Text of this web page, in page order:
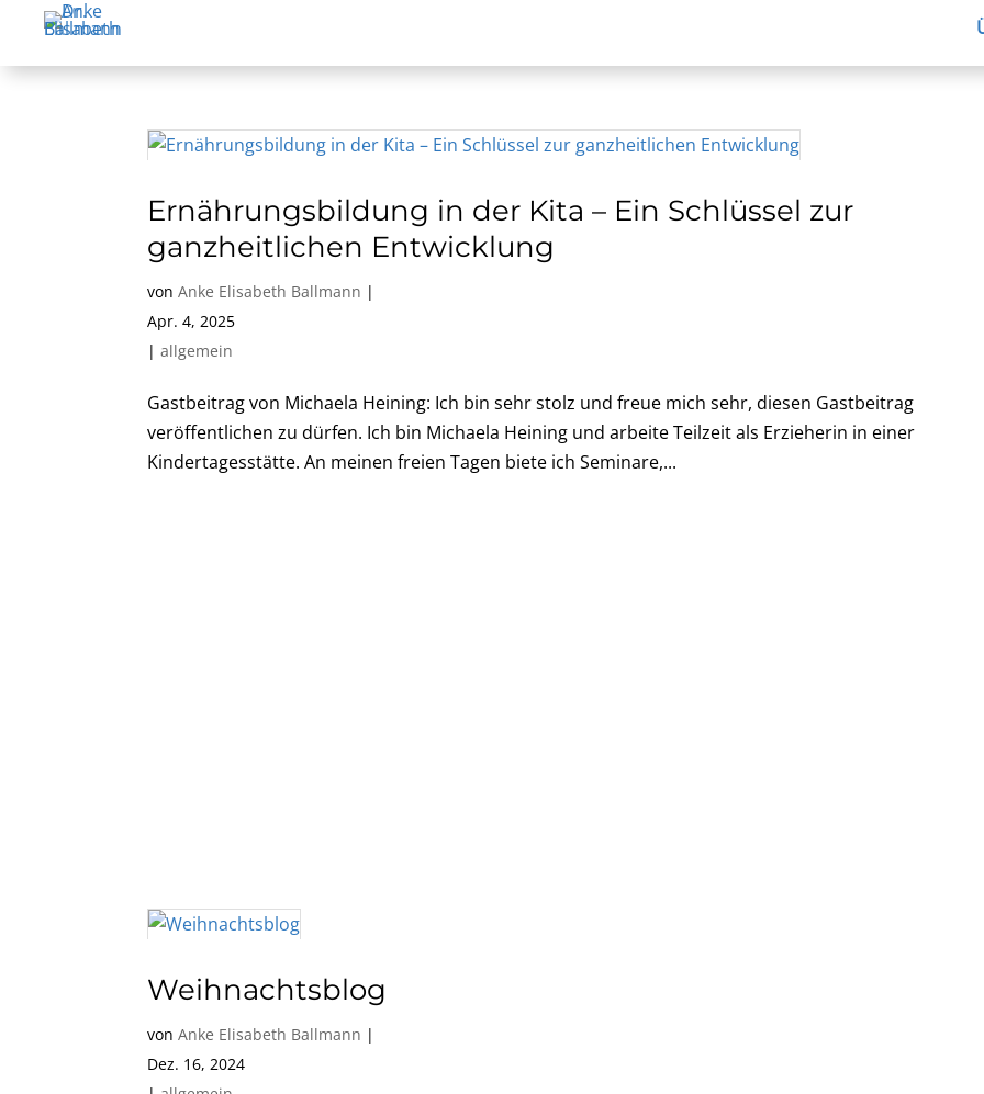
Ernährungsbildung in der Kita – Ein Schlüssel zur
ganzheitlichen Entwicklung
vonAnke Elisabeth Ballmann |
Apr. 4, 2025
|allgemein
Gastbeitrag von Michaela Heining: Ich bin sehr stolz und freue mich sehr, diesen Gastbeitrag
veröffentlichen zu dürfen. Ich bin Michaela Heining und arbeite Teilzeit als Erzieherin in einer
Kindertagesstätte. An meinen freien Tagen biete ich Seminare,...
Weihnachtsblog
vonAnke Elisabeth Ballmann |
Dez. 16, 2024